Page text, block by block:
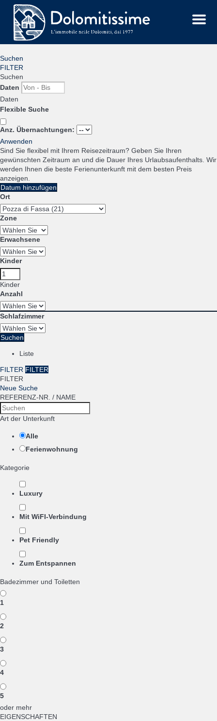
Menu
Suchen
FILTER
Suchen
Daten
Daten
Flexible Suche
Anz. Übernachtungen:
Anwenden
Sind Sie flexibel mit Ihrem Reisezeitraum? Geben Sie Ihren
gewünschten Zeitraum an und die Dauer Ihres Urlaubsaufenthalts. Wir
werden Ihnen die beste Ferienunterkunft mit dem besten Preis
anzeigen.
Datum hinzufügen
Ort
Zone
Erwachsene
Kinder
Kinder
Anzahl
Schlafzimmer
Suchen
Liste
FILTER FILTER
FILTER
Neue Suche
REFERENZ-NR. / NAME
Art der Unterkunft
Alle
Ferienwohnung
Kategorie
Luxury
Mit WiFI-Verbindung
Pet Friendly
Zum Entspannen
Badezimmer und Toiletten
1
2
3
4
5
oder mehr
EIGENSCHAFTEN